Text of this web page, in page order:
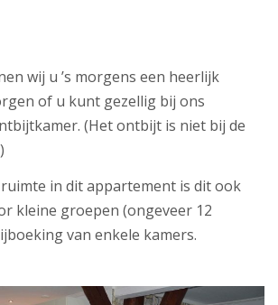
wij u ’s morgens een heerlijk
of u kunt gezellig bij ons
(Het ontbijt is niet bij de
ruimte in dit appartement is dit ook
kleine groepen (ongeveer 12
van enkele kamers.